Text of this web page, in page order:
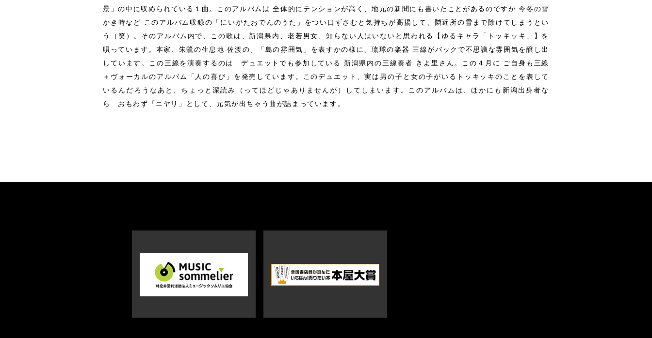
景」の中に収められている１曲。このアルバムは 全体的にテンションが高く、地元の新聞にも書いたことがあるのですが 今冬の雪
かき時など このアルバム収録の「にいがたおでんのうた」をつい口ずさむと気持ちが高揚して、隣近所の雪まで除けてしまうとい
う（笑）。そのアルバム内で、この歌は、新潟県内、老若男女、知らない人はいないと思われる【ゆるキャラ「トッキッキ」】を
唄っています。本家、朱鷺の生息地 佐渡の、「島の雰囲気」を表すかの様に、琉球の楽器 三線がバックで不思議な雰囲気を醸し出
しています。この三線を演奏するのは デュエットでも参加している 新潟県内の三線奏者 きよ里さん。この４月に ご自身も三線
＋ヴォーカルのアルバム「人の喜び」を発売しています。このデュエット、実は男の子と女の子がいるトッキッキのことを表して
いるんだろうなあと、ちょっと深読み（ってほどじゃありませんが）してしまいます。このアルバムは、ほかにも新潟出身者な
ら おもわず「ニヤリ」として、元気が出ちゃう曲が詰まっています。